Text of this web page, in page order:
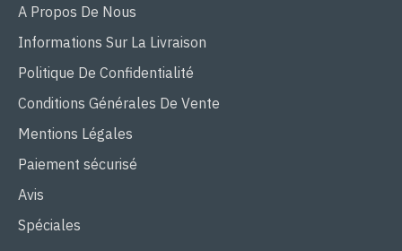
A Propos De Nous
Informations Sur La Livraison
Politique De Confidentialité
Conditions Générales De Vente
Mentions Légales
Paiement sécurisé
Avis
Spéciales